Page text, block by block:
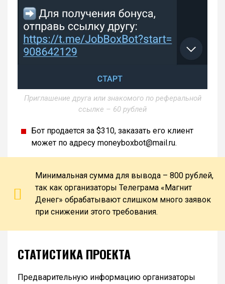
Приглашение друга или знакомого по реферальной
ссылке – 60 рублей
Бот продается за $310, заказать его клиент
может по адресу moneyboxbot@mail.ru.
Минимальная сумма для вывода – 800 рублей,
так как организаторы Телеграма «Магнит
Денег» обрабатывают слишком много заявок
при снижении этого требования.
СТАТИСТИКА ПРОЕКТА
Предварительную информацию организаторы